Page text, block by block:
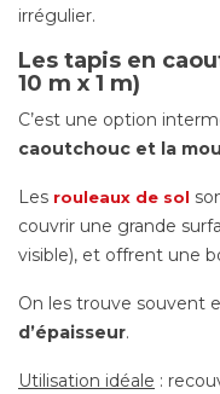
irrégulier.
Les tapis en
10 m x 1 m)
C’est une option
caoutchouc et la
Les rouleaux de sol
couvrir une grande
visible), et offrent une
On les trouve souvent
d’épaisseur.
Utilisation idéale :